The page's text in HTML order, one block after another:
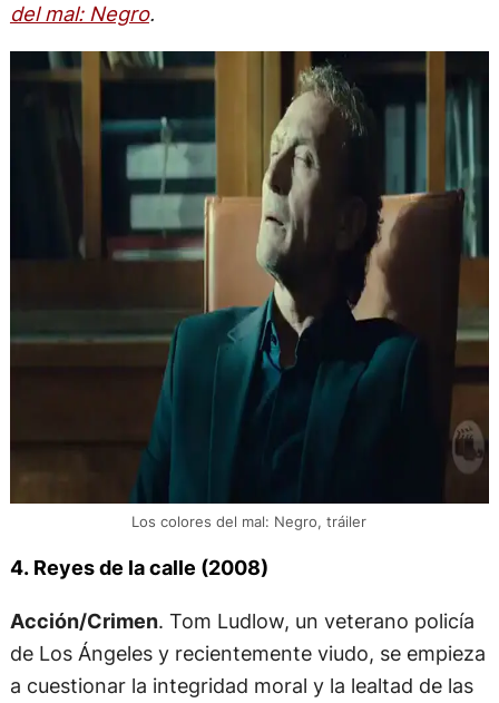
del mal: Negro.
Los colores del mal: Negro, tráiler
4. Reyes de la calle (2008)
Acción/Crimen. Tom Ludlow, un veterano policía
de Los Ángeles y recientemente viudo, se empieza
a cuestionar la integridad moral y la lealtad de las